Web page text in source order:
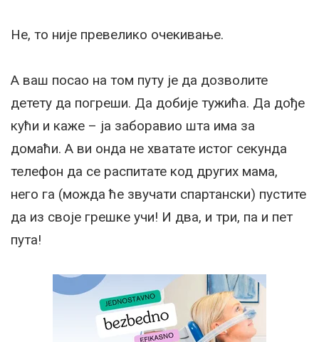
Не, то није превелико очекивање.
А ваш посао на том путу је да дозволите
детету да погреши. Да добије тужића. Да дође
кући и каже – ја заборавио шта има за
домаћи. А ви онда не хватате истог секунда
телефон да се распитате код других мама,
него га (можда ће звучати спартански) пустите
да из своје грешке учи! И два, и три, па и пет
пута!